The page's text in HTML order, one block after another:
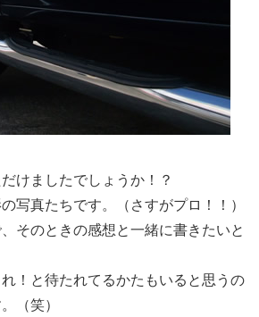
けましたでしょうか！？
写真たちです。（さすがプロ！！）
そのときの感想と一緒に書きたいと
！と待たれてるかたもいると思うの
（笑）